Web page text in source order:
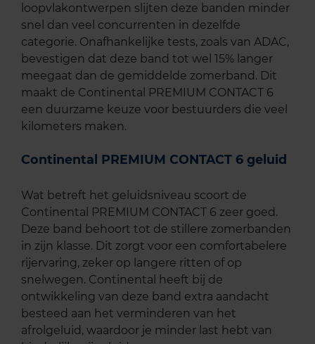
loopvlakontwerpen slijten deze banden minder
snel dan veel concurrenten in dezelfde
categorie. Onafhankelijke tests, zoals van ADAC,
bevestigen dat deze band tot wel 15% langer
meegaat dan de gemiddelde zomerband. Dit
maakt de Continental PREMIUM CONTACT 6
een duurzame keuze voor bestuurders die veel
kilometers maken.
Continental PREMIUM CONTACT 6 geluid
Wat betreft het geluidsniveau scoort de
Continental PREMIUM CONTACT 6 zeer goed.
Deze band behoort tot de stillere zomerbanden
in zijn klasse. Dit zorgt voor een comfortabelere
rijervaring, zeker op langere ritten of op
snelwegen. Continental heeft bij de
ontwikkeling van deze band extra aandacht
besteed aan het verminderen van het
afrolgeluid, waardoor je minder last hebt van